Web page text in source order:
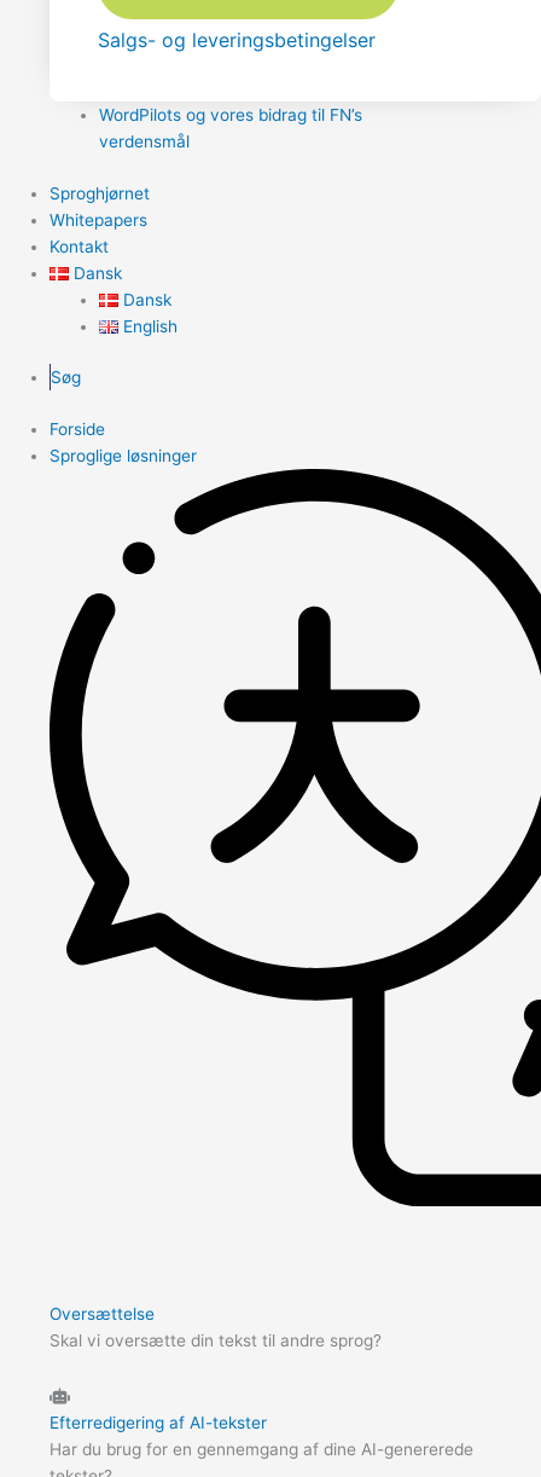
Salgs- og leveringsbetingelser
WordPilots og vores bidrag til FN’s
verdensmål
Sproghjørnet
Whitepapers
Kontakt
Dansk
Dansk
English
Søg
Forside
Sproglige løsninger
Oversættelse
Skal vi oversætte din tekst til andre sprog?
Efterredigering af AI-tekster
Har du brug for en gennemgang af dine AI-genererede